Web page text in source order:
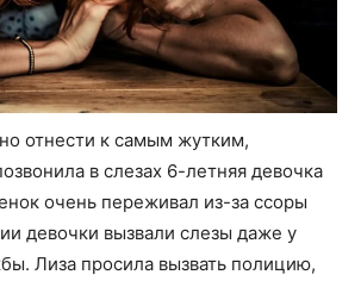
отнести к самым жутким,
в слезах 6-летняя девочка
очень переживал из-за ссоры
девочки вызвали слезы даже у
Лиза просила вызвать полицию,